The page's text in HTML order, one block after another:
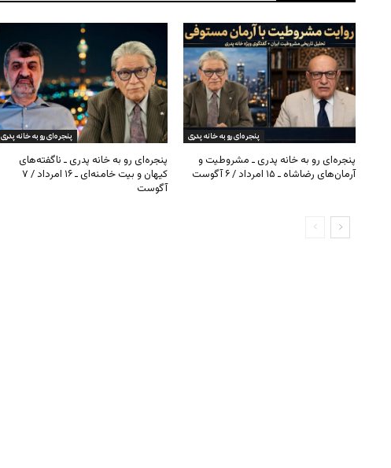
پنجره‌ای رو به خانه پدری
پنجره‌ای رو به خانه پدری ـ ناگفته‌های
کیهان و بیت خامنه‌ای ـ ۱۶ امرداد / ۷
آگوست
پنجره‌ای رو به خانه پدری
پنجره‌ای رو به خانه پدری ـ مشروطیت و
آرمان‌های رضاشاه ـ ۱۵ امرداد / ۶ آگوست